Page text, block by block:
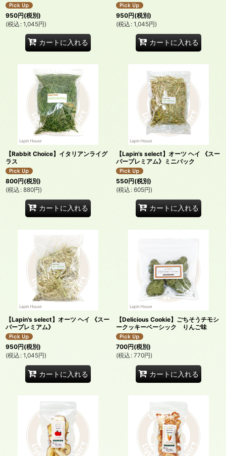
950円(税別)
(税込 : 1,045円)
カートに入れる
950円(税別)
(税込 : 1,045円)
カートに入れる
【Rabbit Choice】イタリアンライグ
ラス
800円(税別)
(税込 : 880円)
カートに入れる
【Lapin's select】オーツ ヘイ 《スー
パープレミアム》ミニパック
550円(税別)
(税込 : 605円)
カートに入れる
【Lapin's select】オーツ ヘイ 《スー
パープレミアム》
950円(税別)
(税込 : 1,045円)
カートに入れる
【Delicious Cookie】ごちそうチモシ
ークッキーベーシック りんご味
700円(税別)
(税込 : 770円)
カートに入れる